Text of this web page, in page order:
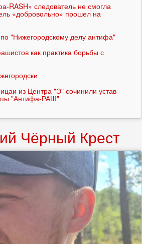
RASH» следователь не смогла
«добровольно» прошел на
"Нижегородскому делу антифа"
как практика борьбы с
из Центра "Э" сочинили устав
"Антифа-РАШ"
Чёрный Крест